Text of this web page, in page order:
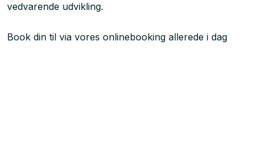
vedvarende udvikling.
Book din til via vores onlinebooking allerede i dag